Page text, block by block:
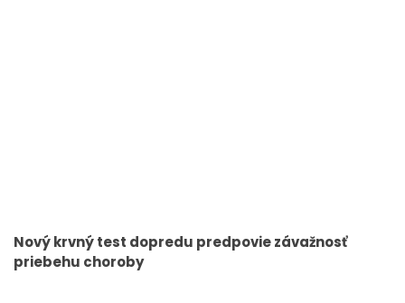
Nový krvný test dopredu predpovie závažnosť
priebehu choroby